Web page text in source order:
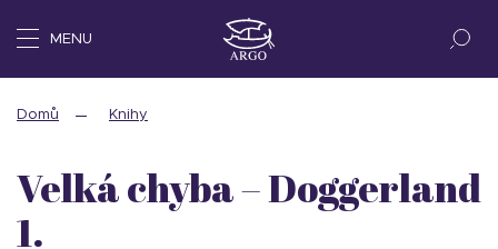
MENU
Domů Knihy
Velká chyba – Doggerland
1.